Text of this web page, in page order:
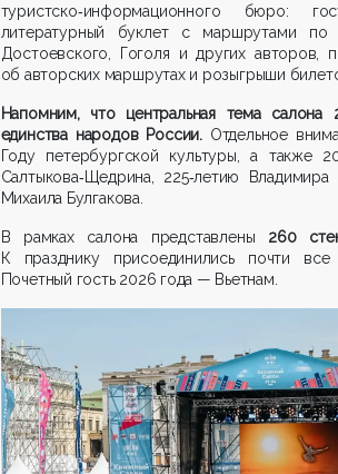
туристско‑информационного бюро:
литературный буклет с маршрутами по
Достоевского, Гоголя и других авторов,
об авторских маршрутах и розыгрыши
Напомним, что центральная тема
единства народов России. Отдельное
Году петербургской культуры, а также
Салтыкова‑Щедрина, 225‑летию
Михаила Булгакова.
В рамках салона представлены 260
К празднику присоединились почти все
Почетный гость 2026 года — Вьетнам.